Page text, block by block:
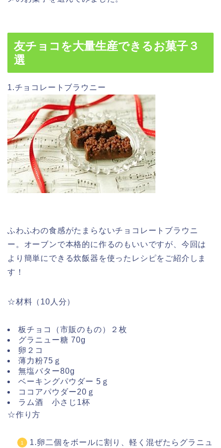
友チョコを大量生産できるお菓子３
選
1.チョコレートブラウニー
ふわふわの食感がたまらないチョコレートブラウニ
ー。オーブンで本格的に作るのもいいですが、今回は
より簡単にできる炊飯器を使ったレシピをご紹介しま
す！
☆材料（10人分）
板チョコ（市販のもの）２枚
グラニュー糖 70g
卵２コ
薄力粉75ｇ
無塩バター80g
ベーキングパウダー 5ｇ
ココアパウダー20ｇ
ラム酒 小さじ1杯
☆作り方
1.卵二個をボールに割り、軽く混ぜたらグラニュ